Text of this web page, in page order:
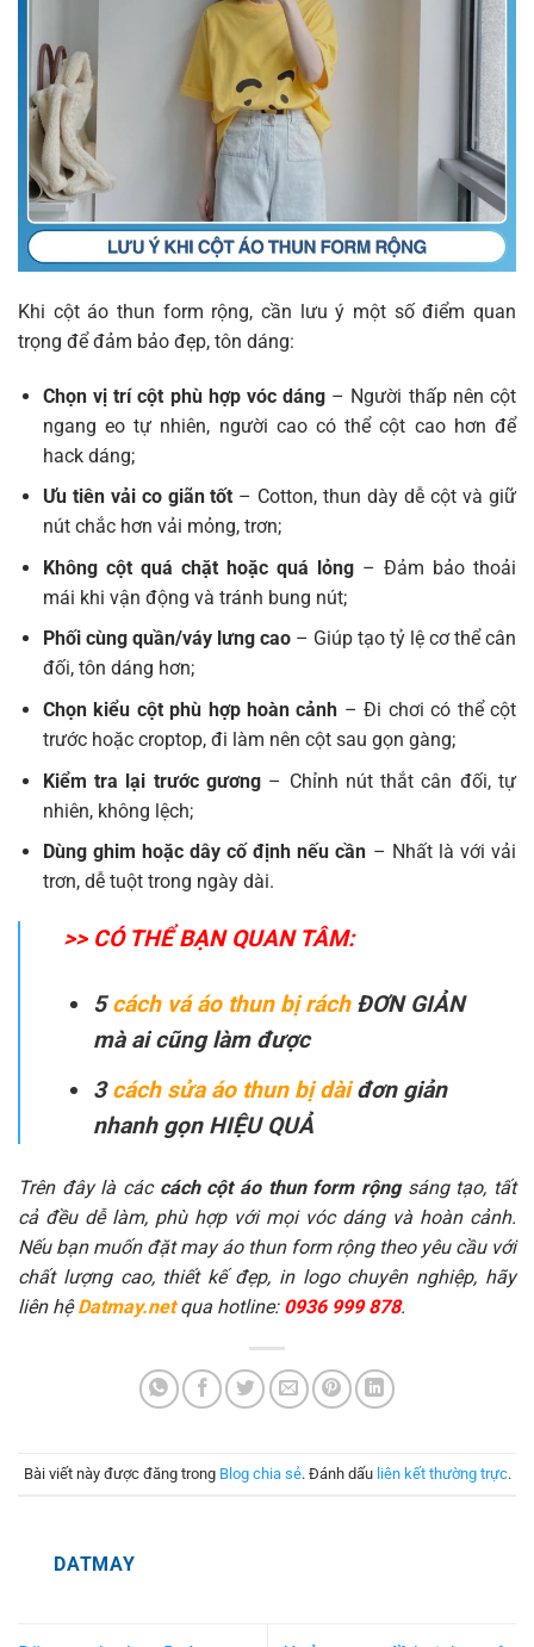
Khi cột áo thun form rộng, cần lưu ý một số điểm quan
trọng để đảm bảo đẹp, tôn dáng:
Chọn vị trí cột phù hợp vóc dáng – Người thấp nên cột
ngang eo tự nhiên, người cao có thể cột cao hơn để
hack dáng;
Ưu tiên vải co giãn tốt – Cotton, thun dày dễ cột và giữ
nút chắc hơn vải mỏng, trơn;
Không cột quá chặt hoặc quá lỏng– Đảm bảo thoải
mái khi vận động và tránh bung nút;
Phối cùng quần/váy lưng cao – Giúp tạo tỷ lệ cơ thể cân
đối, tôn dáng hơn;
Chọn kiểu cột phù hợp hoàn cảnh – Đi chơi có thể cột
trước hoặc croptop, đi làm nên cột sau gọn gàng;
Kiểm tra lại trước gương– Chỉnh nút thắt cân đối, tự
nhiên, không lệch;
Dùng ghim hoặc dây cố định nếu cần – Nhất là với vải
trơn, dễ tuột trong ngày dài.
>> CÓ THỂ BẠN QUAN TÂM:
5 cách vá áo thun bị ráchĐƠN GIẢN
mà ai cũng làm được
3 cách sửa áo thun bị dài đơn giản
nhanh gọn HIỆU QUẢ
Trên đây là cáccách cột áo thun form rộngsáng tạo, tất
cả đều dễ làm, phù hợp với mọi vóc dáng và hoàn cảnh.
Nếu bạn muốn đặt may áo thun form rộng theo yêu cầu với
chất lượng cao, thiết kế đẹp, in logo chuyên nghiệp, hãy
liên hệ Datmay.netqua hotline: 0936 999 878.
Bài viết này được đăng trong Blog chia sẻ. Đánh dấu liên kết thường trực.
DATMAY